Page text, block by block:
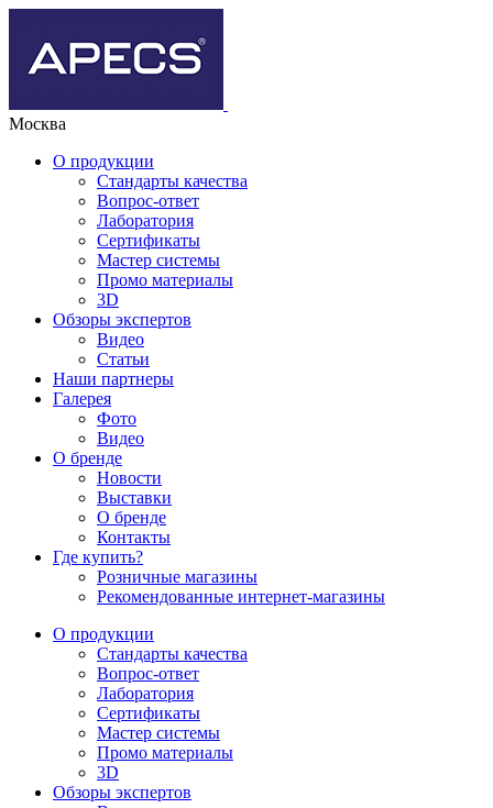
Москва
О продукции
Стандарты качества
Вопрос-ответ
Лаборатория
Сертификаты
Мастер системы
Промо материалы
3D
Обзоры экспертов
Видео
Статьи
Наши партнеры
Галерея
Фото
Видео
О бренде
Новости
Выставки
О бренде
Контакты
Где купить?
Розничные магазины
Рекомендованные интернет-магазины
О продукции
Стандарты качества
Вопрос-ответ
Лаборатория
Сертификаты
Мастер системы
Промо материалы
3D
Обзоры экспертов